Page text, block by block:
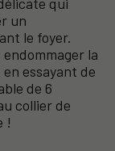
un
le foyer.
la
essayant de
de 6
collier de
!